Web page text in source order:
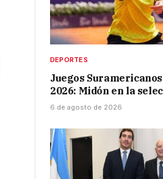
DEPORTES
Juegos Suramericanos
2026: Midón en la
6 de agosto de 2026